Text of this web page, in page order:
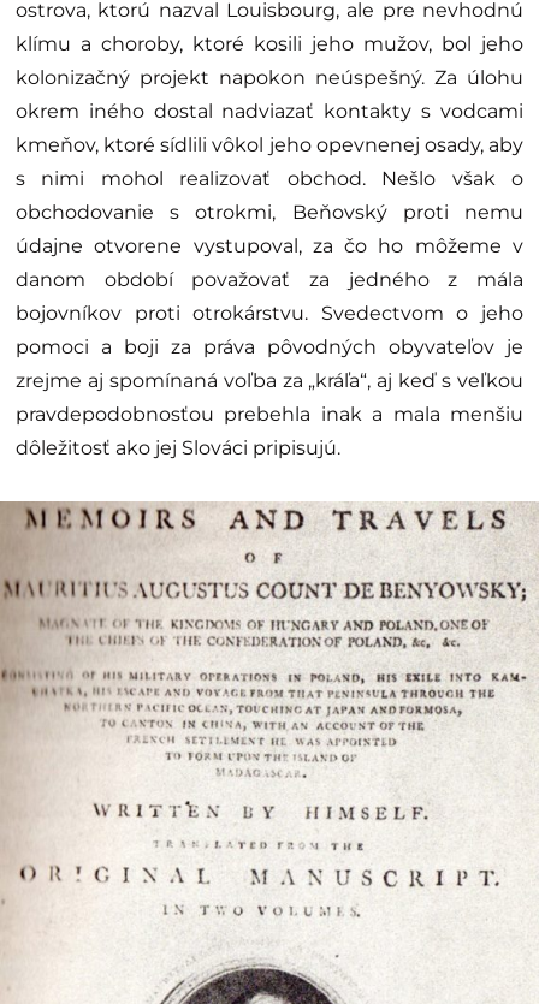
ostrova, ktorú nazval Louisbourg, ale pre nevhodnú
klímu a choroby, ktoré kosili jeho mužov, bol jeho
kolonizačný projekt napokon neúspešný. Za úlohu
okrem iného dostal nadviazať kontakty s vodcami
kmeňov, ktoré sídlili vôkol jeho opevnenej osady, aby
s nimi mohol realizovať obchod. Nešlo však o
obchodovanie s otrokmi, Beňovský proti nemu
údajne otvorene vystupoval, za čo ho môžeme v
danom období považovať za jedného z mála
bojovníkov proti otrokárstvu. Svedectvom o jeho
pomoci a boji za práva pôvodných obyvateľov je
zrejme aj spomínaná voľba za „kráľa“, aj keď s veľkou
pravdepodobnosťou prebehla inak a mala menšiu
dôležitosť ako jej Slováci pripisujú.